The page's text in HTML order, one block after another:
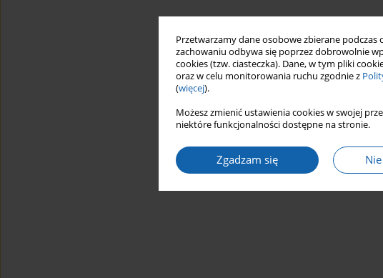
Przetwarzamy dane osobowe zbierane
zachowaniu odbywa się poprzez dobrowolnie
cookies (tzw. ciasteczka). Dane, w tym pliki
oraz w celu monitorowania ruchu zgodnie z
(więcej).
Możesz zmienić ustawienia cookies w swojej
niektóre funkcjonalności dostępne na stronie.
Zgadzam się